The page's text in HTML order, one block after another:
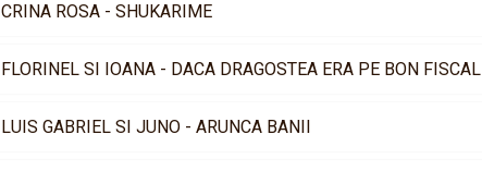
CRINA ROSA - SHUKARIME
FLORINEL SI IOANA - DACA DRAGOSTEA ERA PE BON FISCAL
LUIS GABRIEL SI JUNO - ARUNCA BANII